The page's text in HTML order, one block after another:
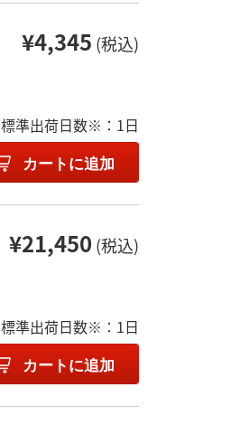
¥4,345 (税込)
標準出荷日数※：1日
カートに追加
¥21,450 (税込)
標準出荷日数※：1日
カートに追加